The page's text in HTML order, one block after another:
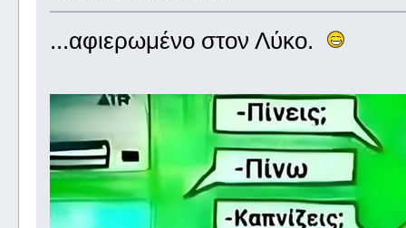
...αφιερωμένο στον Λύκο.